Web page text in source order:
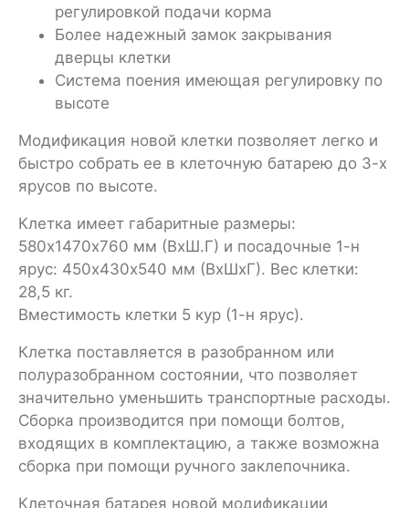
регулировкой подачи корма
Более надежный замок закрывания
дверцы клетки
Система поения имеющая регулировку по
высоте
Модификация новой клетки позволяет легко и
быстро собрать ее в клеточную батарею до 3-х
ярусов по высоте.
Клетка имеет габаритные размеры:
580х1470х760 мм (ВхШ.Г) и посадочные 1-н
ярус: 450х430х540 мм (ВхШхГ). Вес клетки:
28,5 кг.
Вместимость клетки 5 кур (1-н ярус).
Клетка поставляется в разобранном или
полуразобранном состоянии, что позволяет
значительно уменьшить транспортные расходы.
Сборка производится при помощи болтов,
входящих в комплектацию, а также возможна
сборка при помощи ручного заклепочника.
Клеточная батарея новой модификации